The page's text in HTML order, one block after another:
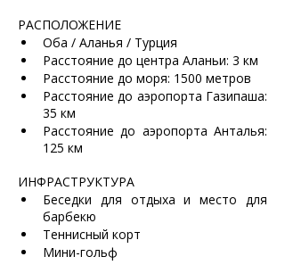
Оба / Аланья / Турция
Расстояние до центра Аланьи: 3 км
Расстояние до моря: 1500 метров
Расстояние до аэропорта Газипаша:
35 км
Расстояние до аэропорта Анталья:
125 км
ИНФРАСТРУКТУРА
Беседки для отдыха и место для
барбекю
Теннисный корт
Мини-гольф